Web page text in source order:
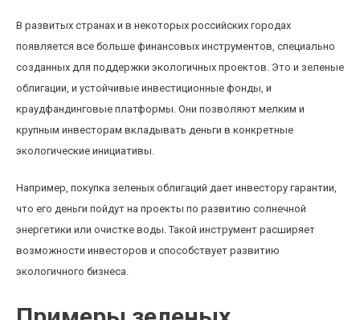
В развитых странах и в некоторых российских городах
появляется все больше финансовых инструментов, специально
созданных для поддержки экологичных проектов. Это и зеленые
облигации, и устойчивые инвестиционные фонды, и
краудфандинговые платформы. Они позволяют мелким и
крупным инвесторам вкладывать деньги в конкретные
экологические инициативы.
Например, покупка зеленых облигаций дает инвестору гарантии,
что его деньги пойдут на проекты по развитию солнечной
энергетики или очистке воды. Такой инструмент расширяет
возможности инвесторов и способствует развитию
экологичного бизнеса.